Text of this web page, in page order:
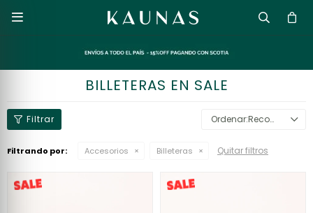

BILLETERAS EN SALE
Recomendados
Filtrando por: Accesorios Billeteras Quitar filtros